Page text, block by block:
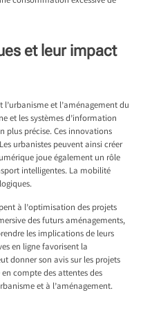
et leur impact
et l’aménagement du
et les systèmes d’information
précise. Ces innovations
urbanistes peuvent ainsi créer
joue également un rôle
intelligentes. La mobilité
à l’optimisation des projets
des futurs aménagements,
les implications de leurs
en ligne favorisent la
donner son avis sur les projets
compte des attentes des
et à l’aménagement.